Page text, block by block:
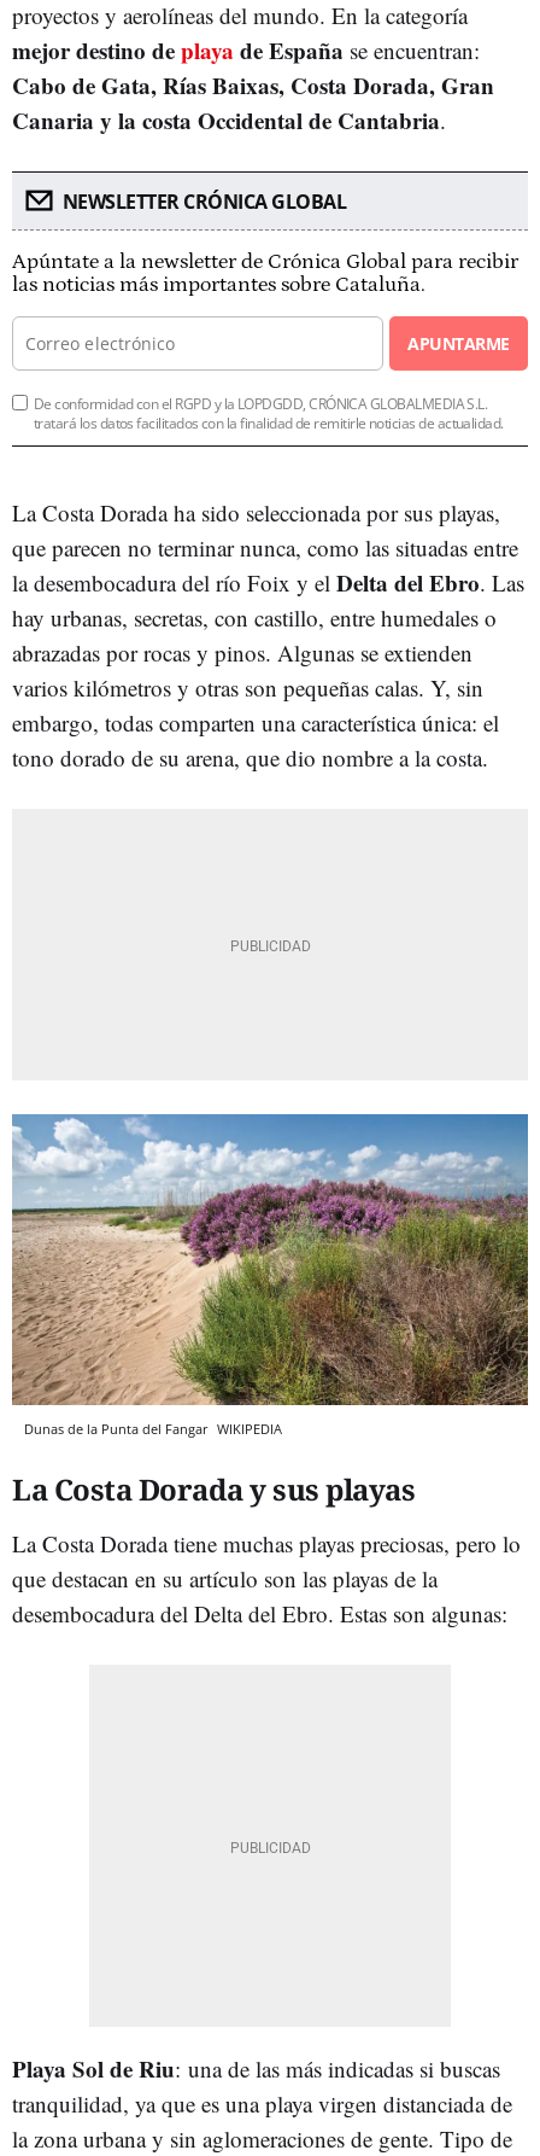
proyectos y aerolíneas del mundo. En la categoría
mejor destino deplaya de España se encuentran:
Cabo de Gata, Rías Baixas, Costa Dorada, Gran
Canaria y la costa Occidental de Cantabria.
NEWSLETTER CRÓNICA GLOBAL
Apúntate a la newsletter de Crónica Global para recibir
las noticias más importantes sobre Cataluña.
APUNTARME
De conformidad con el RGPD y la LOPDGDD, CRÓNICA GLOBALMEDIA S.L.
tratará los datos facilitados con la finalidad de remitirle noticias de actualidad.
La Costa Dorada ha sido seleccionada por sus playas,
que parecen no terminar nunca, como las situadas entre
la desembocadura del río Foix y el Delta del Ebro. Las
hay urbanas, secretas, con castillo, entre humedales o
abrazadas por rocas y pinos. Algunas se extienden
varios kilómetros y otras son pequeñas calas. Y, sin
embargo, todas comparten una característica única: el
tono dorado de su arena, que dio nombre a la costa.
Dunas de la Punta del Fangar WIKIPEDIA
La Costa Dorada y sus playas
La Costa Dorada tiene muchas playas preciosas, pero lo
que destacan en su artículo son las playas de la
desembocadura del Delta del Ebro. Estas son algunas:
Playa Sol de Riu: una de las más indicadas si buscas
tranquilidad, ya que es una playa virgen distanciada de
la zona urbana y sin aglomeraciones de gente. Tipo de